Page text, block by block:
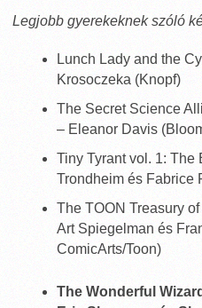
Legjobb gyerekeknek szóló
Lunch Lady and the
Krosoczeka (Knopf)
The Secret Science
– Eleanor Davis
Tiny Tyrant vol. 1:
Trondheim és Fabrice
The TOON Treasury
Art Spiegelman és
ComicArts/Toon)
The Wonderful